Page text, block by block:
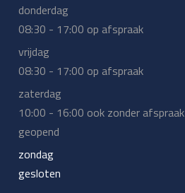
donderdag
08:30 - 17:00 op afspraak
vrijdag
08:30 - 17:00 op afspraak
zaterdag
10:00 - 16:00 ook zonder afspraak
geopend
zondag
gesloten